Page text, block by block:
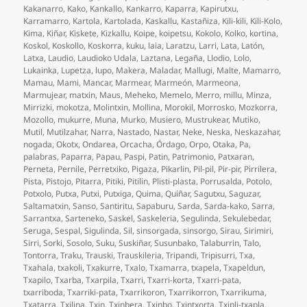
Kakanarro, Kako, Kankallo, Kankarro, Kaparra, Kapirutxu,
Karramarro, Kartola, Kartolada, Kaskallu, Kastañiza, Kili-kili, Kili-Kolo,
Kima, Kiñar, Kiskete, Kizkallu, Koipe, koipetsu, Kokolo, Kolko, kortina,
Koskol, Koskollo, Koskorra, kuku, laia, Laratzu, Larri, Lata, Latón,
Latxa, Laudio, Laudioko Udala, Laztana, Legaña, Llodio, Lolo,
Lukainka, Lupetza, lupo, Makera, Maladar, Mallugi, Malte, Mamarro,
Mamau, Mami, Mancar, Marmear, Marmeón, Marmeona,
Marmujear, matxin, Maus, Meheko, Memelo, Merro, millu, Minza,
Mirrizki, mokotza, Molintxin, Mollina, Morokil, Morrosko, Mozkorra,
Mozollo, mukurre, Muna, Murko, Musiero, Mustrukear, Mutiko,
Mutil, Mutilzahar, Narra, Nastado, Nastar, Neke, Neska, Neskazahar,
nogada,Okotx,Ondarea,Orcacha,Órdago,Orpo,Otaka, Pa,
palabras, Paparra, Papau, Paspi, Patin, Patrimonio, Patxaran,
Perneta, Pernile, Perretxiko, Pigaza, Pikarlin, Pil-pil, Pir-pir, Pirrilera,
Pista, Pistojo, Pitarra, Pitiki, Pitilin, Plisti-plasta, Porrusalda, Potolo,
Potxolo, Putxa, Putxi, Putxiga,Quima,Quiñar,Sagutxu,Saguzar,
Saltamatxin,Sanso,Santiritu,Sapaburu,Sarda,Sarda-kako,Sarra,
Sarrantxa,Sarteneko,Saskel,Saskeleria,Segulinda,Sekulebedar,
Seruga,Sespal,Sigulinda,Sil,sinsorgada,sinsorgo,Sirau,Sirimiri,
Sirri,Sorki,Sosolo,Suku,Suskiñar,Susunbako,Talaburrin,Talo,
Tontorra,Traku,Trauski,Trauskileria,Tripandi,Tripisurri,Txa,
Txahala,txakoli,Txakurre,Txalo,Txamarra,txapela,Txapeldun,
Txapilo,Txarba,Txarpila,Txarri,Txarri-korta,Txarri-pata,
txarriboda,Txarriki-pata,Txarrikoron,Txarrikorron,Txarrikuma,
Txatarra,Txilina,Txin,Txinbera,Txinbo,Txintxorta,Txipli-txapla,